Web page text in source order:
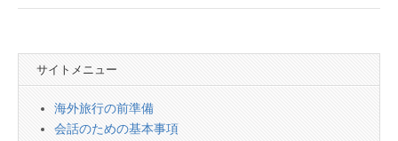
サイトメニュー
海外旅行の前準備
会話のための基本事項